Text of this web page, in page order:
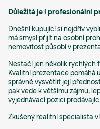
Důležitá je i profesionální
Dnešní kupující si nejdřív
má smysl přijít na osobní
nemovitost působí v
Nestačí jen několik
Kvalitní prezentace pomáhá
správně vysvětlit její
pak vede k většímu zájmu,
vyjednávací pozici
Zkušený realitní specialista